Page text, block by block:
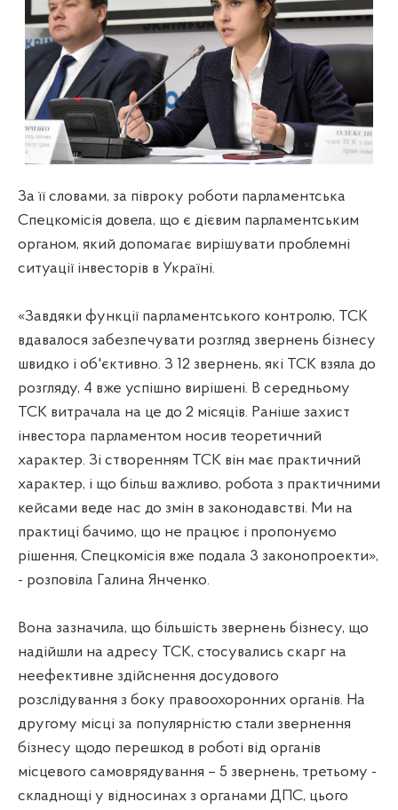
За її словами, за півроку роботи парламентська
Спецкомісія довела, що є дієвим парламентським
органом, який допомагає вирішувати проблемні
ситуації інвесторів в Україні.
«Завдяки функції парламентського контролю, ТСК
вдавалося забезпечувати розгляд звернень бізнесу
швидко і об'єктивно. З 12 звернень, які ТСК взяла до
розгляду, 4 вже успішно вирішені. В середньому
ТСК витрачала на це до 2 місяців. Раніше захист
інвестора парламентом носив теоретичний
характер. Зі створенням ТСК він має практичний
характер, і що більш важливо, робота з практичними
кейсами веде нас до змін в законодавстві. Ми на
практиці бачимо, що не працює і пропонуємо
рішення, Спецкомісія вже подала 3 законопроекти»,
- розповіла Галина Янченко.
Вона зазначила, що більшість звернень бізнесу, що
надійшли на адресу ТСК, стосувались скарг на
неефективне здійснення досудового
розслідування з боку правоохоронних органів. На
другому місці за популярністю стали звернення
бізнесу щодо перешкод в роботі від органів
місцевого самоврядування – 5 звернень, третьому -
складнощі у відносинах з органами ДПС, цього